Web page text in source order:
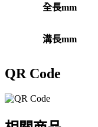
全長mm
溝長mm
QR Code